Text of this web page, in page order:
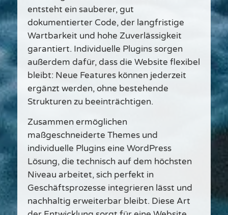
entsteht ein sauberer, gut
dokumentierter Code, der langfristige
Wartbarkeit und hohe Zuverlässigkeit
garantiert. Individuelle Plugins sorgen
außerdem dafür, dass die Website flexibel
bleibt: Neue Features können jederzeit
ergänzt werden, ohne bestehende
Strukturen zu beeinträchtigen.
Zusammen ermöglichen
maßgeschneiderte Themes und
individuelle Plugins eine WordPress
Lösung, die technisch auf dem höchsten
Niveau arbeitet, sich perfekt in
Geschäftsprozesse integrieren lässt und
nachhaltig erweiterbar bleibt. Diese Art